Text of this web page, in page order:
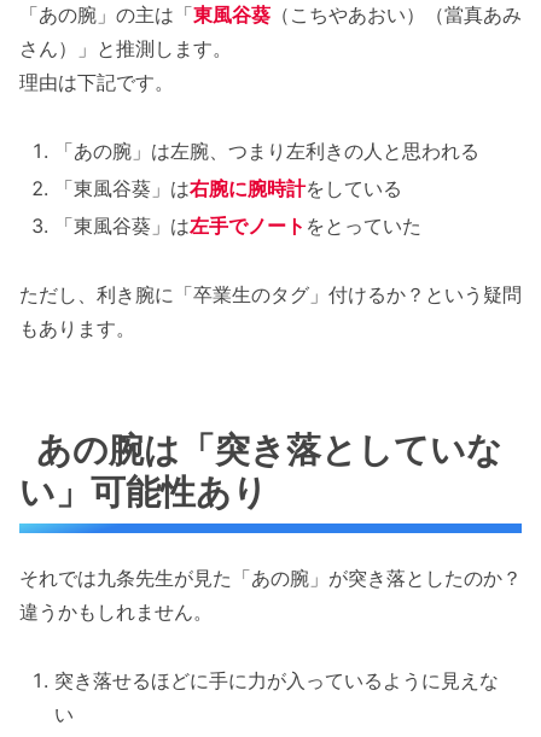
「あの腕」の主は「東風谷葵 （こちやあおい）（當真あみ
さん）」と推測します。
理由は下記です。
「あの腕」は左腕、つまり左利きの人と思われる
「東風谷葵」は右腕に腕時計をしている
「東風谷葵」は左手でノート をとっていた
ただし、利き腕に「卒業生のタグ」付けるか？という疑問
もあります。
あの腕は「突き落としていな
い」可能性あり
それでは九条先生が見た「あの腕」が突き落としたのか？
違うかもしれません。
突き落せるほどに手に力が入っているように見えな
い